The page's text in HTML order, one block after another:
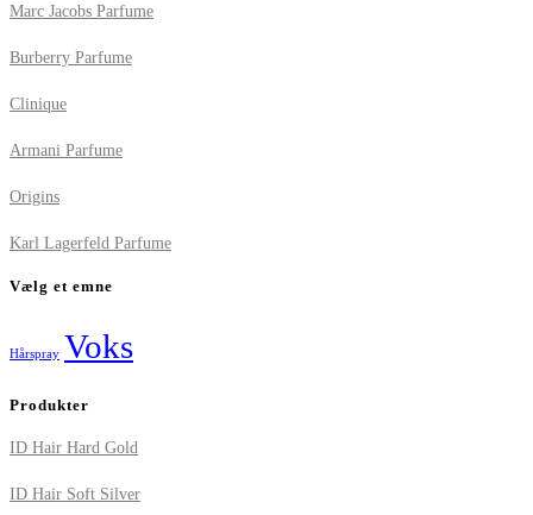
Marc Jacobs Parfume
Burberry Parfume
Clinique
Armani Parfume
Origins
Karl Lagerfeld Parfume
Vælg et emne
Hårspray Voks
Produkter
ID Hair Hard Gold
ID Hair Soft Silver